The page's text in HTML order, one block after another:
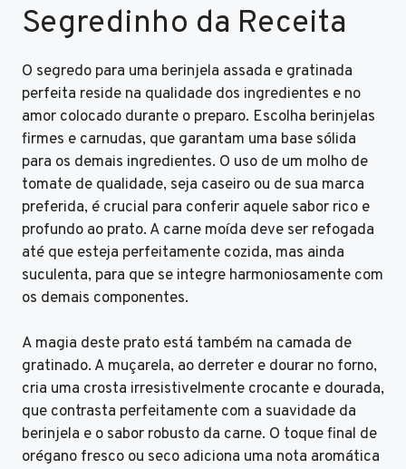
Segredinho da Receita
O segredo para uma berinjela assada e gratinada
perfeita reside na qualidade dos ingredientes e no
amor colocado durante o preparo. Escolha berinjelas
firmes e carnudas, que garantam uma base sólida
para os demais ingredientes. O uso de um molho de
tomate de qualidade, seja caseiro ou de sua marca
preferida, é crucial para conferir aquele sabor rico e
profundo ao prato. A carne moída deve ser refogada
até que esteja perfeitamente cozida, mas ainda
suculenta, para que se integre harmoniosamente com
os demais componentes.
A magia deste prato está também na camada de
gratinado. A muçarela, ao derreter e dourar no forno,
cria uma crosta irresistivelmente crocante e dourada,
que contrasta perfeitamente com a suavidade da
berinjela e o sabor robusto da carne. O toque final de
orégano fresco ou seco adiciona uma nota aromática